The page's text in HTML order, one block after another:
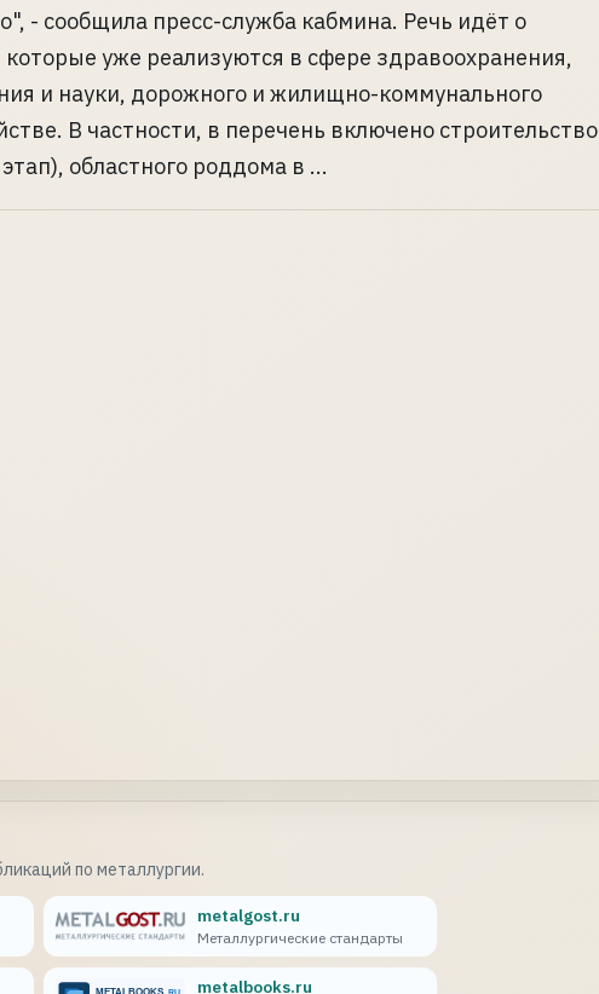
- сообщила пресс-служба кабмина. Речь идёт о
которые уже реализуются в сфере здравоохранения,
и науки, дорожного и жилищно-коммунального
В частности, в перечень включено строительство
областного роддома в ...
по металлургии.
metalgost.ru
Металлургические стандарты
metalbooks.ru